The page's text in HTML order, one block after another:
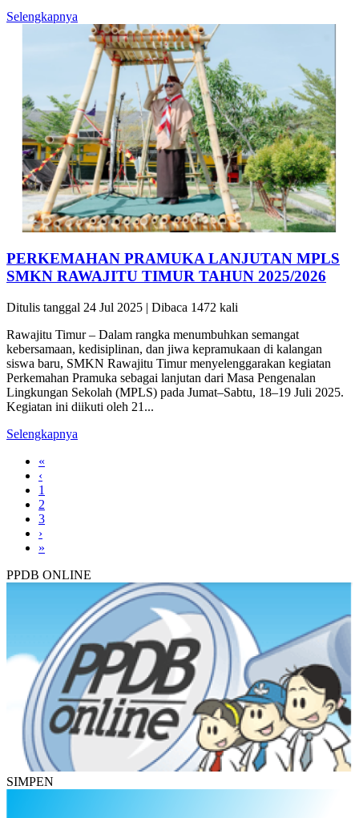
Selengkapnya
PERKEMAHAN PRAMUKA LANJUTAN MPLS
SMKN RAWAJITU TIMUR TAHUN 2025/2026
Ditulis tanggal 24 Jul 2025 | Dibaca 1472 kali
Rawajitu Timur – Dalam rangka menumbuhkan semangat
kebersamaan, kedisiplinan, dan jiwa kepramukaan di kalangan
siswa baru, SMKN Rawajitu Timur menyelenggarakan kegiatan
Perkemahan Pramuka sebagai lanjutan dari Masa Pengenalan
Lingkungan Sekolah (MPLS) pada Jumat–Sabtu, 18–19 Juli 2025.
Kegiatan ini diikuti oleh 21...
Selengkapnya
«
‹
1
2
3
›
»
PPDB ONLINE
SIMPEN